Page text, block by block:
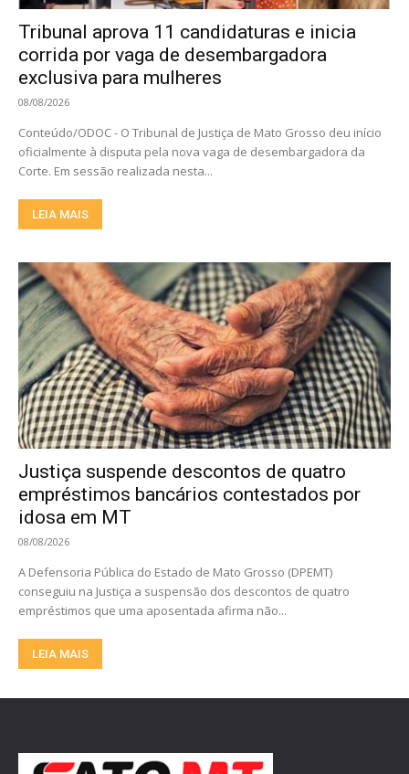
Tribunal aprova 11 candidaturas e inicia
corrida por vaga de desembargadora
exclusiva para mulheres
08/08/2026
Conteúdo/ODOC - O Tribunal de Justiça de Mato Grosso deu início
oficialmente à disputa pela nova vaga de desembargadora da
Corte. Em sessão realizada nesta...
LEIA MAIS
Justiça suspende descontos de quatro
empréstimos bancários contestados por
idosa em MT
08/08/2026
A Defensoria Pública do Estado de Mato Grosso (DPEMT)
conseguiu na Justiça a suspensão dos descontos de quatro
empréstimos que uma aposentada afirma não...
LEIA MAIS